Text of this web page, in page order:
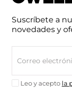
Owell
Suscríbete a
novedades y
Leo y acepto la